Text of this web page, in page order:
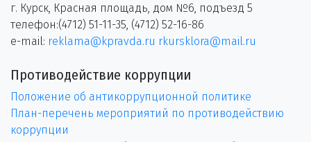
г. Курск, Красная площадь, дом №6, подъезд 5
телефон:(4712) 51-11-35, (4712) 52-16-86
e-mail: reklama@kpravda.ru rkursklora@mail.ru
Противодействие коррупции
Положение об антикоррупционной политике
План-перечень мероприятий по противодействию
коррупции